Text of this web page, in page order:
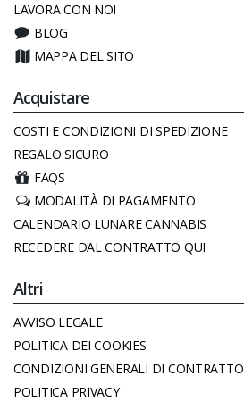
LAVORA CON NOI
BLOG
MAPPA DEL SITO
Acquistare
COSTI E CONDIZIONI DI SPEDIZIONE
REGALO SICURO
FAQS
MODALITÀ DI PAGAMENTO
CALENDARIO LUNARE CANNABIS
RECEDERE DAL CONTRATTO QUI
Altri
AVVISO LEGALE
POLITICA DEI COOKIES
CONDIZIONI GENERALI DI CONTRATTO
POLITICA PRIVACY